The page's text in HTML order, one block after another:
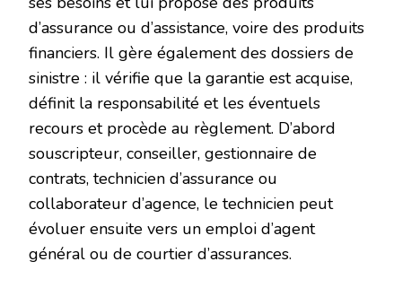
d’assurance ou d’assistance, voire des produits
financiers. Il gère également des dossiers de
sinistre : il vérifie que la garantie est acquise,
définit la responsabilité et les éventuels
recours et procède au règlement. D’abord
souscripteur, conseiller, gestionnaire de
contrats, technicien d’assurance ou
collaborateur d’agence, le technicien peut
évoluer ensuite vers un emploi d’agent
général ou de courtier d’assurances.